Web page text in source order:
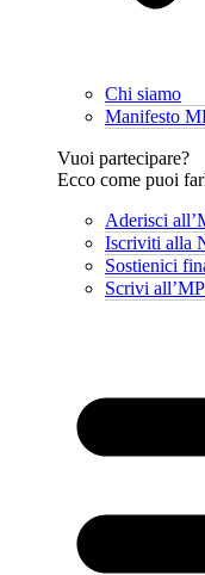
Chi siamo
Manifesto
Vuoi partecipare?
Ecco come puoi
Aderisci
Iscriviti alla
Sostienici
Scrivi